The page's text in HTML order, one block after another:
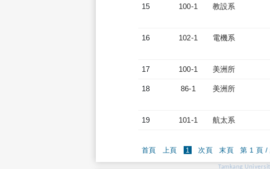
15 100-1 教設系
16 102-1 電機系
17 100-1 美洲所
18 86-1 美洲所
19 101-1 航太系
首頁 上頁 1 (current)
次頁 末頁 第 1 頁 /
Tamkang